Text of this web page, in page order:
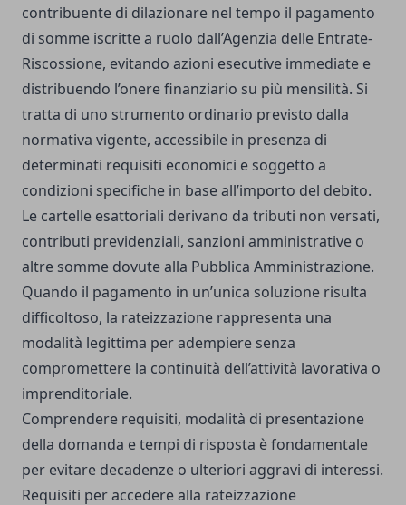
contribuente di dilazionare nel tempo il pagamento
di somme iscritte a ruolo dall’Agenzia delle Entrate-
Riscossione, evitando azioni esecutive immediate e
distribuendo l’onere finanziario su più mensilità. Si
tratta di uno strumento ordinario previsto dalla
normativa vigente, accessibile in presenza di
determinati requisiti economici e soggetto a
condizioni specifiche in base all’importo del debito.
Le cartelle esattoriali derivano da tributi non versati,
contributi previdenziali, sanzioni amministrative o
altre somme dovute alla Pubblica Amministrazione.
Quando il pagamento in un’unica soluzione risulta
difficoltoso, la rateizzazione rappresenta una
modalità legittima per adempiere senza
compromettere la continuità dell’attività lavorativa o
imprenditoriale.
Comprendere requisiti, modalità di presentazione
della domanda e tempi di risposta è fondamentale
per evitare decadenze o ulteriori aggravi di interessi.
Requisiti per accedere alla rateizzazione